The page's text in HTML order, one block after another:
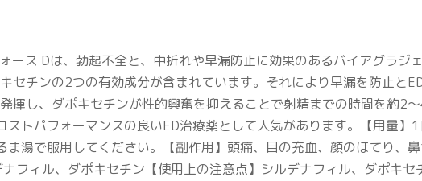
ース Dは、勃起不全と、中折れや早漏防止に効果のあるバイアグラ
セチンの2つの有効成分が含まれています。それにより早漏を防止と
揮し、ダポキセチンが性的興奮を抑えることで射精までの時間を約2
トパフォーマンスの良いED治療薬として人気があります。【用量
湯で服用してください。【副作用】頭痛、目の充血、顔のほてり、
フィル、ダポキセチン【使用上の注意点】シルデナフィル、ダポキ